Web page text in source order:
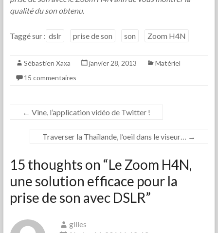
qualité du son obtenu.
Taggé sur : dslr prise de son son Zoom H4N
Sébastien Xaxa janvier 28, 2013
Matériel
15 commentaires
← Vine, l’application vidéo de Twitter !
Traverser la Thaïlande, l’oeil dans le viseur… →
15 thoughts on “Le Zoom H4N,
une solution efficace pour la
prise de son avec DSLR”
gilles